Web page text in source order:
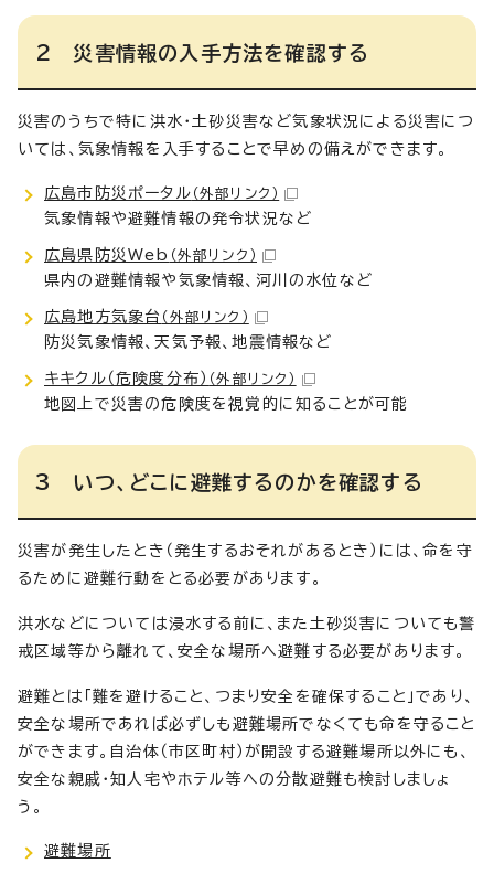
2 災害情報の入手方法を確認する
災害のうちで特に洪水・土砂災害など気象状況による災害につ
いては、気象情報を入手することで早めの備えができます。
広島市防災ポータル （外部リンク）
気象情報や避難情報の発令状況など
広島県防災Web （外部リンク）
県内の避難情報や気象情報、河川の水位など
広島地方気象台 （外部リンク）
防災気象情報、天気予報、地震情報など
キキクル（危険度分布） （外部リンク）
地図上で災害の危険度を視覚的に知ることが可能
3 いつ、どこに避難するのかを確認する
災害が発生したとき（発生するおそれがあるとき）には、命を守
るために避難行動をとる必要があります。
洪水などについては浸水する前に、また土砂災害についても警
戒区域等から離れて、安全な場所へ避難する必要があります。
避難とは「難を避けること、つまり安全を確保すること」であり、
安全な場所であれば必ずしも避難場所でなくても命を守ること
ができます。自治体（市区町村）が開設する避難場所以外にも、
安全な親戚・知人宅やホテル等への分散避難も検討しましょ
う。
避難場所